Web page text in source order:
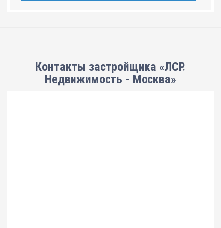
Контакты застройщика «ЛСР.
Недвижимость - Москва»